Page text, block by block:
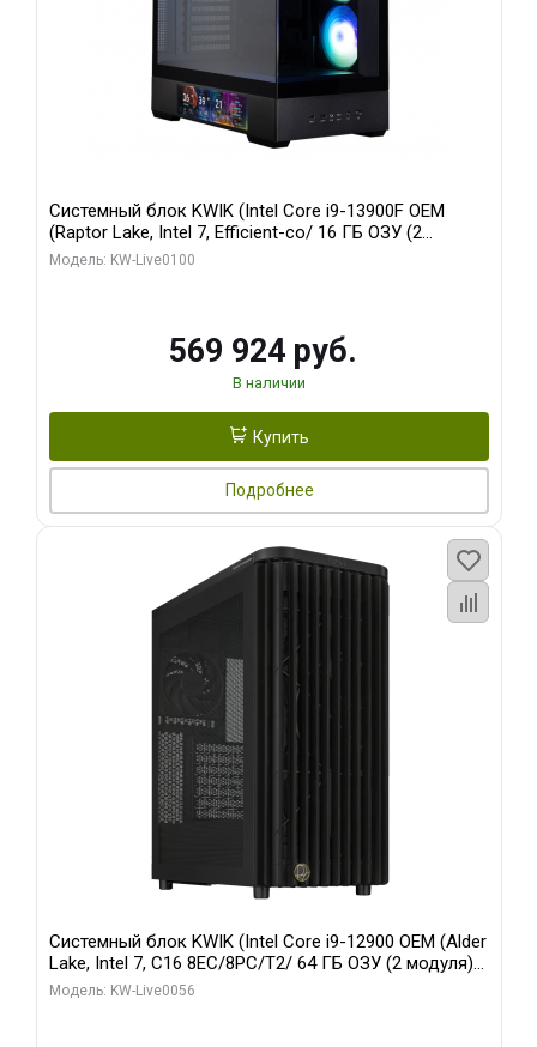
Системный блок KWIK (Intel Core i9-13900F OEM
(Raptor Lake, Intel 7, Efficient-co/ 16 ГБ ОЗУ (2
модуля)/ Afox RTX4090 24GB GDDR6X 384-Bit 3xDP
Модель: KW-Live0100
569 924 руб.
В наличии
Купить
Подробнее
Системный блок KWIK (Intel Core i9-12900 OEM (Alder
Lake, Intel 7, C16 8EC/8PC/T2/ 64 ГБ ОЗУ (2 модуля)/
Palit RTX5080 INFINITY 3 OC 16GB GDDR7 256bit 3xDP
Модель: KW-Live0056